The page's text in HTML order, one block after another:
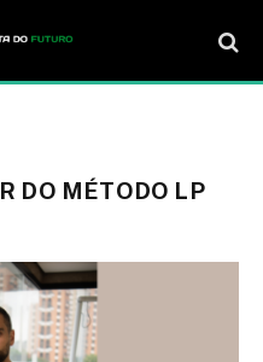
DO MÉTODO LP